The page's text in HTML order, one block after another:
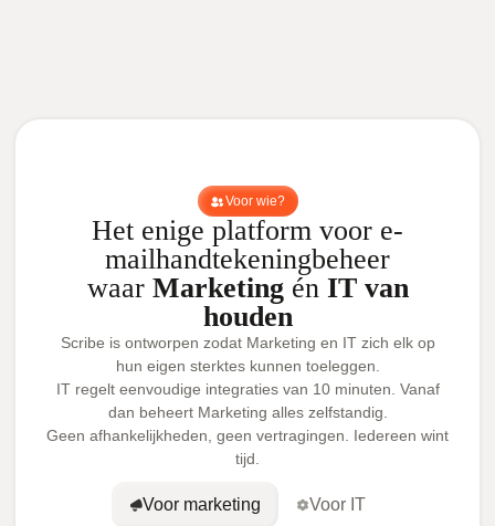
Voor wie?
Het enige platform voor e-
mailhandtekeningbeheer
waar Marketingén IT van
houden
Scribe is ontworpen zodat Marketing en IT zich elk op
hun eigen sterktes kunnen toeleggen.
IT regelt eenvoudige integraties van 10 minuten. Vanaf
dan beheert Marketing alles zelfstandig.
Geen afhankelijkheden, geen vertragingen. Iedereen wint
tijd.
Voor marketing Voor IT